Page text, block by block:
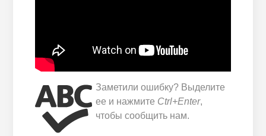
Заметили ошибку? Выделите
ее и нажмите Ctrl+Enter,
чтобы сообщить нам.